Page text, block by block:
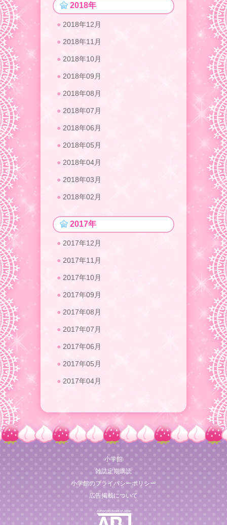
2018年
2018年12月
2018年11月
2018年10月
2018年09月
2018年08月
2018年07月
2018年06月
2018年05月
2018年04月
2018年03月
2018年02月
2017年
2017年12月
2017年11月
2017年10月
2017年09月
2017年08月
2017年07月
2017年06月
2017年05月
2017年04月
小学館
雑誌定期購読
小学館のプライバシーポリシー
広告掲載について